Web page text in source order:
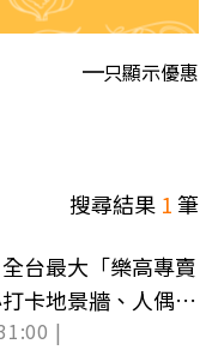
只顯示優惠
搜尋結果 1筆
台最大「樂高專賣
卡地景牆、人偶工
|